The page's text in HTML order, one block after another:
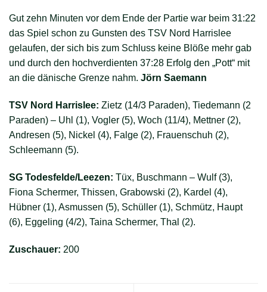
Gut zehn Minuten vor dem Ende der Partie war beim 31:22
das Spiel schon zu Gunsten des TSV Nord Harrislee
gelaufen, der sich bis zum Schluss keine Blöße mehr gab
und durch den hochverdienten 37:28 Erfolg den „Pott“ mit
an die dänische Grenze nahm. Jörn Saemann
TSV Nord Harrislee: Zietz (14/3 Paraden), Tiedemann (2
Paraden) – Uhl (1), Vogler (5), Woch (11/4), Mettner (2),
Andresen (5), Nickel (4), Falge (2), Frauenschuh (2),
Schleemann (5).
SG Todesfelde/Leezen: Tüx, Buschmann – Wulf (3),
Fiona Schermer, Thissen, Grabowski (2), Kardel (4),
Hübner (1), Asmussen (5), Schüller (1), Schmütz, Haupt
(6), Eggeling (4/2), Taina Schermer, Thal (2).
Zuschauer: 200